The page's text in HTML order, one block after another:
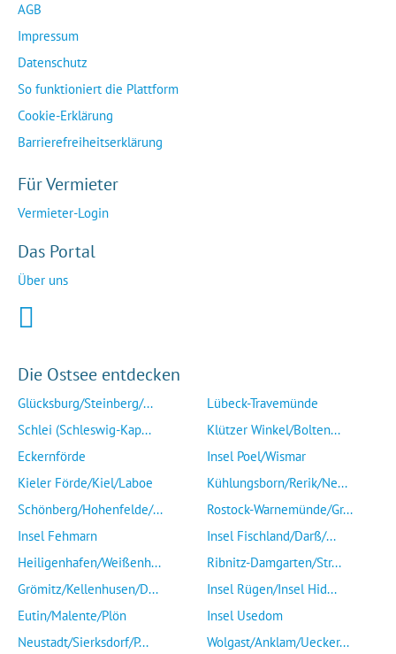
AGB
Impressum
Datenschutz
So funktioniert die Plattform
Cookie-Erklärung
Barrierefreiheitserklärung
Für Vermieter
Vermieter-Login
Das Portal
Über uns
Die Ostsee entdecken
Glücksburg/Steinberg/...
Schlei (Schleswig-Kap...
Eckernförde
Kieler Förde/Kiel/Laboe
Schönberg/Hohenfelde/...
Insel Fehmarn
Heiligenhafen/Weißenh...
Grömitz/Kellenhusen/D...
Eutin/Malente/Plön
Neustadt/Sierksdorf/P...
Lübeck-Travemünde
Klützer Winkel/Bolten...
Insel Poel/Wismar
Kühlungsborn/Rerik/Ne...
Rostock-Warnemünde/Gr...
Insel Fischland/Darß/...
Ribnitz-Damgarten/Str...
Insel Rügen/Insel Hid...
Insel Usedom
Wolgast/Anklam/Uecker...